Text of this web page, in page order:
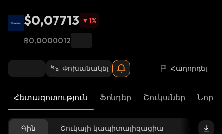
$0,07713 1%
฿0,0000012
Փոխանակել Հաղորդել
Հետազոտություն Ֆոնդեր Շուկաներ
Գին Շուկայի կապիտալիզացիա